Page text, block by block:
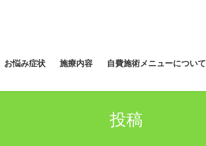
お悩み症状 施療内容 自費施術メニューについて
投稿